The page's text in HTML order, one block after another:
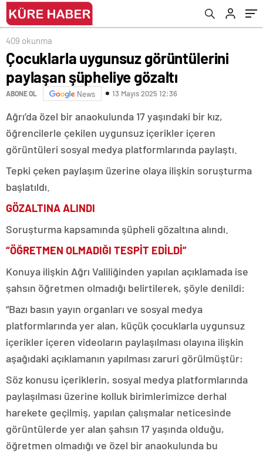
409 okunma
Çocuklarla uygunsuz görüntülerini
paylaşan şüpheliye gözaltı
ABONE OL News 13 Mayıs 2025 12:36
Ağrı’da özel bir anaokulunda 17 yaşındaki bir kız,
öğrencilerle çekilen uygunsuz içerikler içeren
görüntüleri sosyal medya platformlarında paylaştı.
Tepki çeken paylaşım üzerine olaya ilişkin soruşturma
başlatıldı.
GÖZALTINA ALINDI
Soruşturma kapsamında şüpheli gözaltına alındı.
“ÖĞRETMEN OLMADIĞI TESPİT EDİLDİ”
Konuya ilişkin Ağrı Valiliğinden yapılan açıklamada ise
şahsın öğretmen olmadığı belirtilerek, şöyle denildi:
“Bazı basın yayın organları ve sosyal medya
platformlarında yer alan, küçük çocuklarla uygunsuz
içerikler içeren videoların paylaşılması olayına ilişkin
aşağıdaki açıklamanın yapılması zaruri görülmüştür:
Söz konusu içeriklerin, sosyal medya platformlarında
paylaşılması üzerine kolluk birimlerimizce derhal
harekete geçilmiş, yapılan çalışmalar neticesinde
görüntülerde yer alan şahsın 17 yaşında olduğu,
öğretmen olmadığı ve özel bir anaokulunda bu